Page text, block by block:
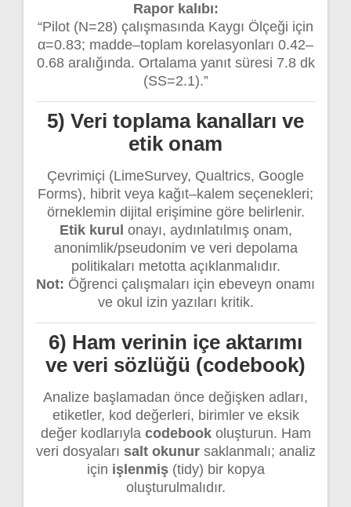
Rapor kalıbı:
“Pilot (N=28) çalışmasında Kaygı Ölçeği için
α=0.83; madde–toplam korelasyonları 0.42–
0.68 aralığında. Ortalama yanıt süresi 7.8 dk
(SS=2.1).”
5) Veri toplama kanalları ve
etik onam
Çevrimiçi (LimeSurvey, Qualtrics, Google
Forms), hibrit veya kağıt–kalem seçenekleri;
örneklemin dijital erişimine göre belirlenir.
Etik kurul onayı, aydınlatılmış onam,
anonimlik/pseudonim ve veri depolama
politikaları metotta açıklanmalıdır.
Not: Öğrenci çalışmaları için ebeveyn onamı
ve okul izin yazıları kritik.
6) Ham verinin içe aktarımı
ve veri sözlüğü (codebook)
Analize başlamadan önce değişken adları,
etiketler, kod değerleri, birimler ve eksik
değer kodlarıyla codebookoluşturun. Ham
veri dosyaları salt okunursaklanmalı; analiz
için işlenmiş(tidy) bir kopya
oluşturulmalıdır.